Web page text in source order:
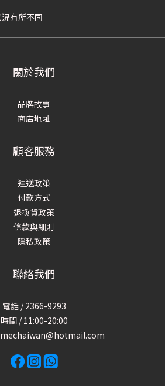
有所不同
關於我們
品牌故事
商店地址
顧客服務
運送政策
付款方式
退換貨政策
條款與細則
隱私政策
聯絡我們
電話 / 2366-9293
時間 / 11:00-20:00